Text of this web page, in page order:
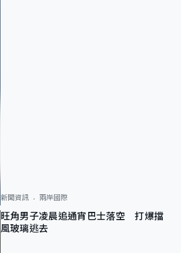
新聞資訊 兩岸國際
旺角男子凌晨追通宵巴士落空 打爆擋
風玻璃逃去